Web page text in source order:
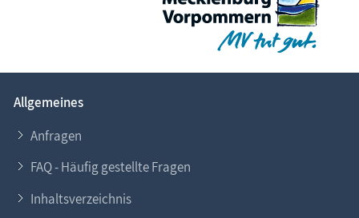
Allgemeines
Anfragen
FAQ - Häufig gestellte Fragen
Inhaltsverzeichnis